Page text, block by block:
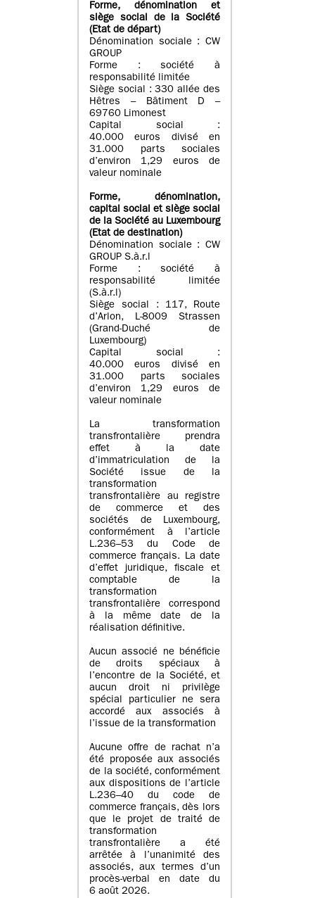
Forme, dénomination et
siège social de la Société
(Etatde départ)
Dénomination sociale : CW
GROUP
Forme : société à
responsabilité limitée
Siège social : 330 allée des
Hêtres – Bâtiment D –
69760 Limonest
Capital social :
40.000 euros divisé en
31.000 parts sociales
d’environ 1,29 euros de
valeur nominale
Forme, dénomination,
capital social et siège social
de la Société au Luxembourg
(Etat de destination)
Dénomination sociale : CW
GROUP S.à.r.l
Forme : société à
responsabilité limitée
(S.à.r.l)
Siège social : 117, Route
d’Arlon, L-8009 Strassen
(Grand-Duché de
Luxembourg)
Capital social :
40.000 euros divisé en
31.000 parts sociales
d’environ 1,29 euros de
valeur nominale
La transformation
transfrontalière prendra
effet à la date
d’immatriculation de la
Société issue de la
transformation
transfrontalière au registre
de commerce et des
sociétés de Luxembourg,
conformément à l’article
L.236–53 du Code de
commerce français. La date
d’effet juridique, fiscale et
comptable de la
transformation
transfrontalière correspond
à la même date de la
réalisation définitive.
Aucun associé ne bénéficie
de droits spéciaux à
l’encontre de la Société, et
aucun droit ni privilège
spécial particulier ne sera
accordé aux associés à
l’issue de la transformation
Aucune offre de rachat n’a
été proposée aux associés
de la société, conformément
aux dispositions de l’article
L.236–40 du code de
commerce français, dès lors
que le projet de traité de
transformation
transfrontalière a été
arrêtée à l’unanimité des
associés, aux termes d’un
procès-verbal en date du
6 août 2026.